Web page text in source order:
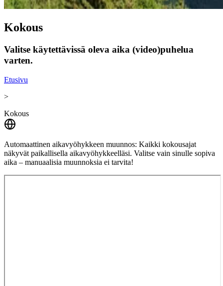
Kokous
Valitse käytettävissä oleva aika (video)puhelua
varten.
Etusivu
>
Kokous
Automaattinen aikavyöhykkeen muunnos: Kaikki kokousajat
näkyvät paikallisella aikavyöhykkeelläsi. Valitse vain sinulle sopiva
aika – manuaalisia muunnoksia ei tarvita!